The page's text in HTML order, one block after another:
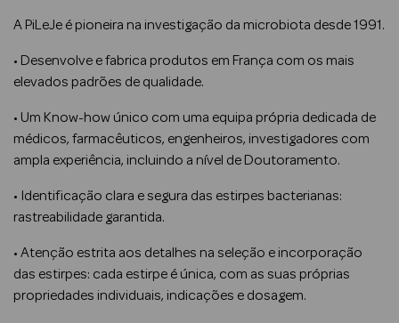
Eau de Toilette
Águas de
Colónia
Ver Tudo
Coffrets
A PiLeJe é pioneira na investigação da microbiota desde 1991.
• Desenvolve e fabrica produtos em França com os mais
elevados padrões de qualidade.
• Um Know-how único com uma equipa própria dedicada de
médicos, farmacêuticos, engenheiros, investigadores com
ampla experiência, incluindo a nível de Doutoramento.
• Identificação clara e segura das estirpes bacterianas:
rastreabilidade garantida.
• Atenção estrita aos detalhes na seleção e incorporação
das estirpes: cada estirpe é única, com as suas próprias
propriedades individuais, indicações e dosagem.